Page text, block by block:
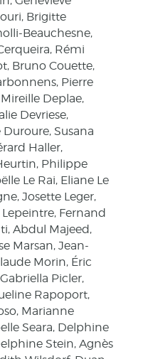
Brigitte
Beauchesne,
Rémi
Bruno Couette,
Pierre
Deplae,
Devriese,
Susana
Haller,
Philippe
Le Rai, Eliane Le
Josette Leger,
Fernand
Abdul Majeed,
Marsan, Jean-
Morin, Éric
Picler,
Rapoport,
Marianne
Seara, Delphine
Stein, Agnès